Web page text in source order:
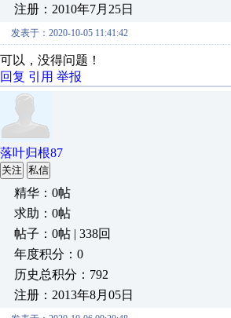
注册：2010年7月25日
发表于：2020-10-05 11:41:42
可以，没得问题！
回复 引用 举报
落叶归根87
关注 私信
精华：0帖
求助：0帖
帖子：0帖 | 338回
年度积分：0
历史总积分：792
注册：2013年8月05日